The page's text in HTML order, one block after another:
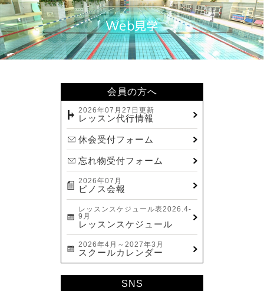
2024.05(22)
2024.04(20)
2024.03(16)
2023.04(15)
会員の方へ
2026年07月27日更新
レッスン代行情報
休会受付フォーム
忘れ物受付フォーム
2026年07月
ピノス会報
レッスンスケジュール表2026.4-
9月
レッスンスケジュール
2026年4月～2027年3月
スクールカレンダー
SNS